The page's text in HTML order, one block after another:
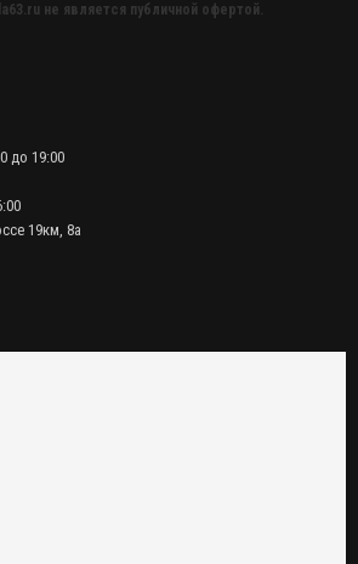
не является публичной офертой.
до 19:00
19км, 8а